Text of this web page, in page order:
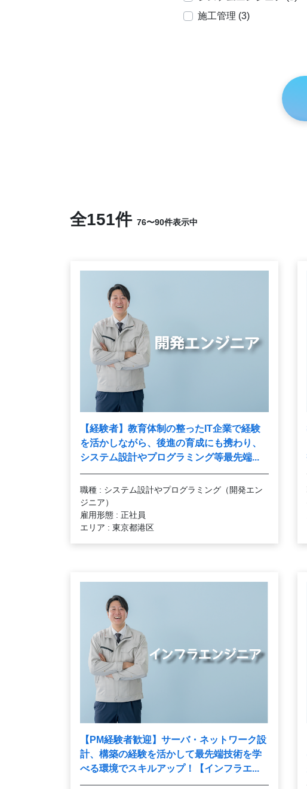
施工管理 (3)
全151件 76〜90件表示中
【経験者】教育体制の整ったIT企業で経験
を活かしながら、後進の育成にも携わり、
システム設計やプログラミング等最先端...
職種 : システム設計やプログラミング（開発エン
ジニア）
雇用形態 : 正社員
エリア : 東京都港区
【PM経験者歓迎】サーバ・ネットワーク設
計、構築の経験を活かして最先端技術を学
べる環境でスキルアップ！【インフラエ...